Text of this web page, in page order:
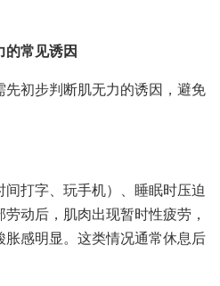
的常见诱因
先初步判断肌无力的诱因，避免
打字、玩手机）、睡眠时压迫
动后，肌肉出现暂时性疲劳，
感明显。这类情况通常休息后